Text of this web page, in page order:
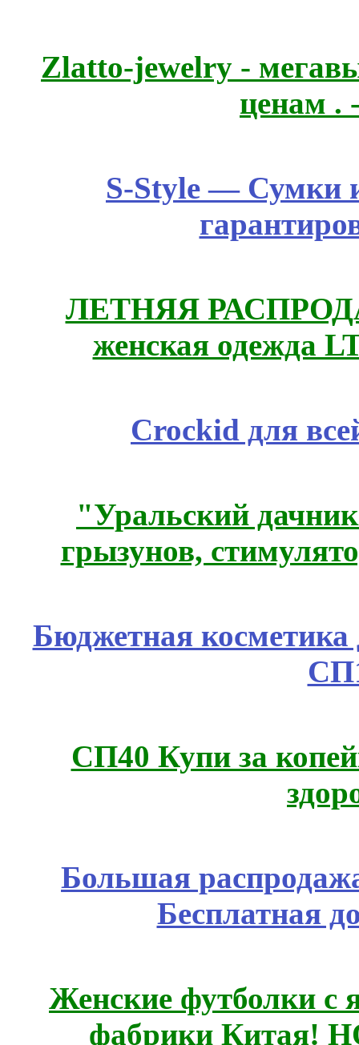
Zlatto-jewelry -
ценам .
S-Style — Сумки
ЛЕТНЯЯ
женская одежда
Crockid для
"Уральский
грызунов,
Бюджетная косметика
СП40 Купи за
Большая
Бесплатная
Женские футболки с
фабрики Китая!